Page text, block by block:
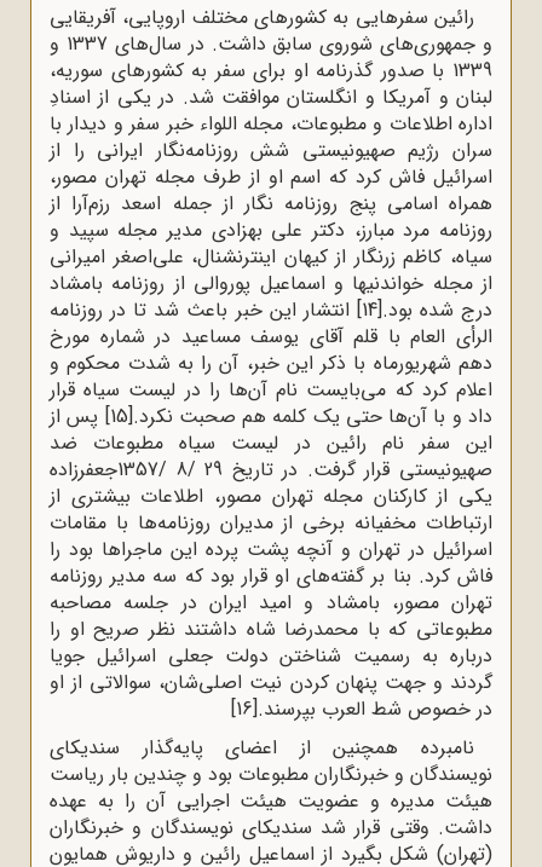
رائین سفرهایی به کشورهاى مختلف اروپایى، آفریقایى
و جمهوری‌هاى شوروى سابق داشت. در سال‌های 1337 و
1339 با صدور گذرنامه او برای سفر به کشورهای سوریه،
لبنان و آمریکا و انگلستان موافقت شد. در یکی از اسنادِ
اداره اطلاعات و مطبوعات، مجله اللواء خبر سفر و دیدار با
سران رژیم صهیونیستی شش روزنامه‌نگار ایرانى را از
اسرائیل فاش کرد که اسم او از طرف مجله تهران مصور،
همراه اسامی پنج روزنامه نگار از جمله اسعد رزم‌آرا از
روزنامه مرد مبارز، دکتر علی بهزادى مدیر مجله سپید و
سیاه، کاظم زرنگار از کیهان اینترنشنال، على‌اصغر امیرانى
از مجله خواندنیها و اسماعیل پوروالى از روزنامه بامشاد
درج شده بود.[14]
انتشار این خبر باعث شد تا در روزنامه
الرأی العام با قلم آقای یوسف مساعید در شماره مورخ
دهم شهریورماه با ذکر این خبر، آن را به شدت محکوم و
اعلام کرد که می‌بایست نام آن‌ها را در لیست سیاه قرار
داد و با آن‌ها حتی یک کلمه هم صحبت نکرد.[15]
پس از
این سفر نام رائین در لیست سیاه مطبوعات ضد
صهیونیستی قرار گرفت. در تاریخ 29 /8 /1357جعفرزاده
یکی از کارکنان مجله تهران مصور، اطلاعات بیشتری از
ارتباطات مخفیانه برخی از مدیران روزنامه‌ها با مقامات
اسرائیل در تهران و آنچه پشت پرده این ماجراها بود را
فاش کرد. بنا بر گفته‌های او قرار بود که سه مدیر روزنامه
تهران مصور، بامشاد و امید ایران در جلسه مصاحبه
مطبوعاتی که با محمدرضا شاه داشتند نظر صریح او را
درباره به رسمیت شناختن دولت جعلی اسرائیل جویا
گردند و جهت پنهان کردن نیت اصلی‌شان، سوالاتی از او
در خصوص شط العرب بپرسند.[16]
نامبرده همچنین از اعضاى پایه‌گذار سندیکاى
نویسندگان و خبرنگاران مطبوعات بود و چندین بار ریاست
هیئت مدیره و عضویت هیئت اجرایى آن را به عهده
داشت. وقتی قرار شد سندیکای نویسندگان و خبرنگاران
(تهران) شکل بگیرد از اسماعیل رائین و داریوش همایون